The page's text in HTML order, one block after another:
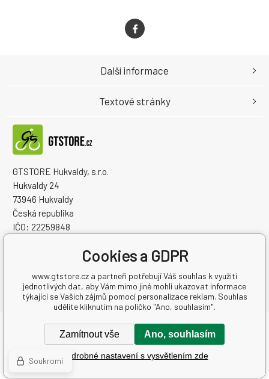
GTSTORE Hukvaldy, s.r.o.
Hukvaldy 24
73946 Hukvaldy
Česká republika
IČO: 22259848
Další informace
Textové stránky
Copyright © 2026 GTSTORE Hukvaldy, s.r.o.
Všechna práva vyhrazena.
Tvorba a pronájem eshopůBINARGON.cz-Mapa stránek
Cookies a GDPR
www.gtstore.cz a partneři potřebují Váš souhlas k využití
jednotlivých dat, aby Vám mimo jiné mohli ukazovat informace
týkající se Vašich zájmů pomocí personalizace reklam. Souhlas
udělíte kliknutím na políčko "Ano, souhlasím".
Zamítnout vše Ano, souhlasím
Podrobné nastavení s vysvětlením zde
Soukromí